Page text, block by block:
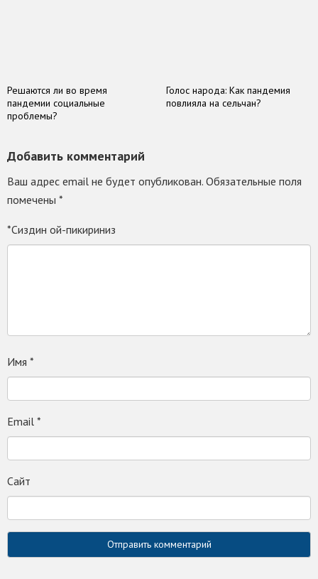
Решаются ли во время
пандемии социальные
проблемы?
Голос народа: Как пандемия
повлияла на сельчан?
Добавить комментарий
Ваш адрес email не будет опубликован. Обязательные поля
помечены *
*Сиздин ой-пикириниз
Имя *
Email *
Сайт